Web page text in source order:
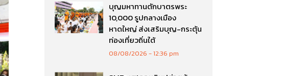
บุญมหาทานตักบาตรพระ
10,000 รูปกลางเมือง
หาดใหญ่ ส่งเสริมบุญ-กระตุ้น
ท่องเที่ยวถิ่นใต้
08/08/2026 12:36 pm